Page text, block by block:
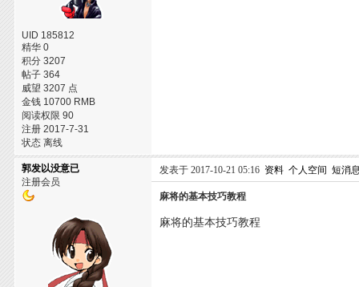
UID 185812
精华 0
积分 3207
帖子 364
威望 3207 点
金钱 10700 RMB
阅读权限 90
注册 2017-7-31
状态 离线
郭发以没意已
注册会员
发表于 2017-10-21 05:16 资料 个人空间 短消
麻将的基本技巧教程
麻将的基本技巧教程